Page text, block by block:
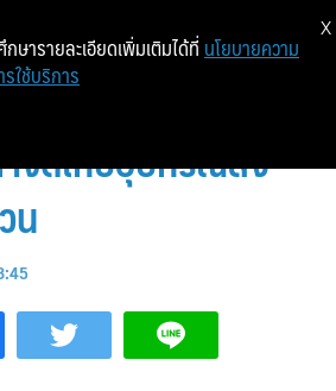
ข้มกำชับศูนย์การ
จัดเก็บอุปกรณ์ส่ง
น
ษารายละเอียดเพิ่มเติมได้ที่ นโยบายความ
ใช้บริการ
X